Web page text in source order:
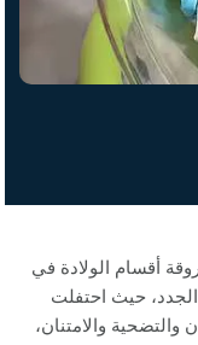
أقسام الولادة في
الجدد، حيث احتفلت
والتضحية والامتنان،